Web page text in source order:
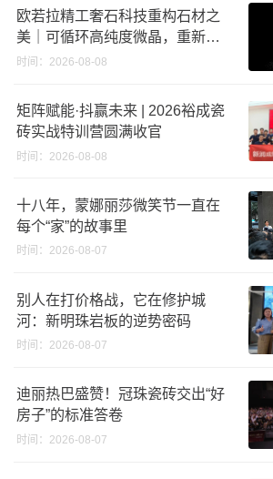
欧若拉精工奢石科技重构石材之
美｜可循环高纯度微晶，重新定
义高端奢石原料
时间：2026-08-08
矩阵赋能·抖赢未来 | 2026裕成瓷
砖实战特训营圆满收官
时间：2026-08-08
十八年，蒙娜丽莎微笑节一直在
每个“家”的故事里
时间：2026-08-07
别人在打价格战，它在修护城
河：新明珠岩板的逆势密码
时间：2026-08-07
迪丽热巴盛赞！冠珠瓷砖交出“好
房子”的标准答卷
时间：2026-08-07